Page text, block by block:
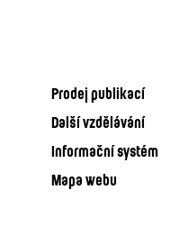
Prodej publikací
Další vzdělávání
Informační systém
Mapa webu